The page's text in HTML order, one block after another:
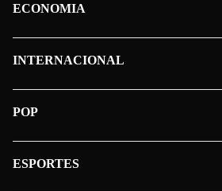
ECONOMIA
INTERNACIONAL
POP
ESPORTES